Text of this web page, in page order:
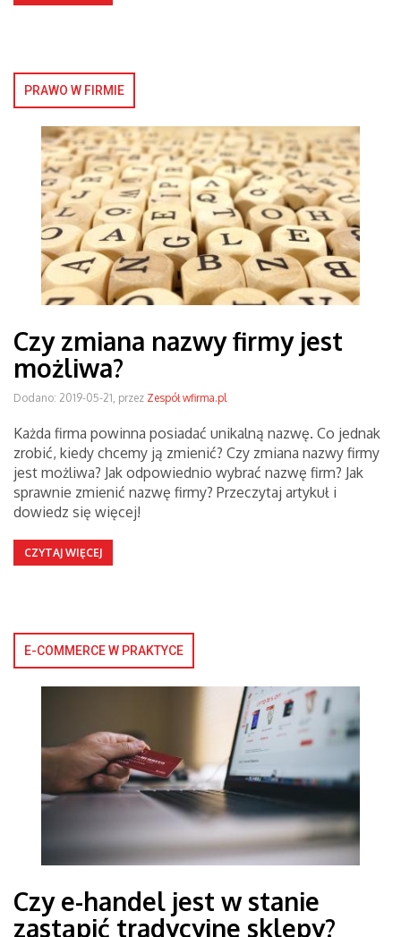
PRAWO W FIRMIE
Czy zmiana nazwy firmy jest
możliwa?
Dodano: 2019-05-21, przez Zespół wfirma.pl
Każda firma powinna posiadać unikalną nazwę. Co jednak
zrobić, kiedy chcemy ją zmienić? Czy zmiana nazwy firmy
jest możliwa? Jak odpowiednio wybrać nazwę firm? Jak
sprawnie zmienić nazwę firmy? Przeczytaj artykuł i
dowiedz się więcej!
CZYTAJ WIĘCEJ
E-COMMERCE W PRAKTYCE
Czy e-handel jest w stanie
zastąpić tradycyjne sklepy?